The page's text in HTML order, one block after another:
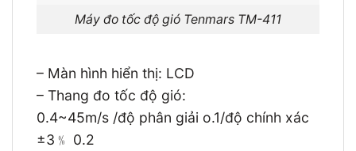
Máy đo tốc độ gió Tenmars TM-411
– Màn hình hiển thị: LCD
– Thang đo tốc độ gió:
0.4~45m/s /độ phân giải o.1/độ chính xác
±3﹪ 0.2